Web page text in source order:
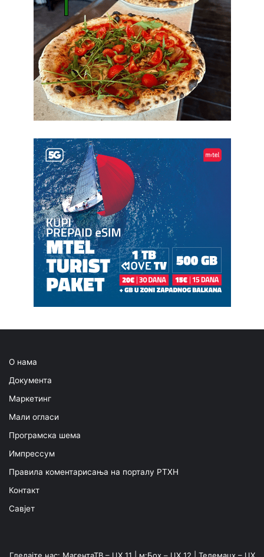
О нама
Документа
Маркетинг
Мали огласи
Програмска шема
Импрессум
Правила коментарисања на порталу РТХН
Контакт
Савјет